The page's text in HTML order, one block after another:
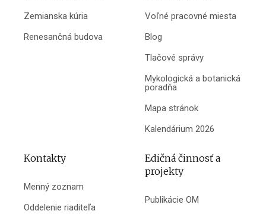
Zemianska kúria
Renesančná budova
Voľné pracovné miesta
Blog
Tlačové správy
Mykologická a botanická
poradňa
Mapa stránok
Kalendárium 2026
Kontakty
Menný zoznam
Oddelenie riaditeľa
Edičná činnosť a
projekty
Publikácie OM